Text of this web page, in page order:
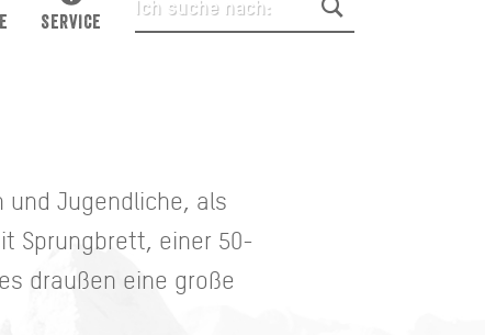
und Jugendliche, als
Sprungbrett, einer 50-
draußen eine große
SERVICE